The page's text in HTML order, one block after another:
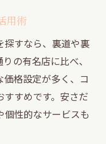
裏道のシーシャ
の新感覚スポッ
の魅力を探る
ャを楽しむコツ
用術
探すなら、裏道や裏
の有名店に比べ、
格設定が多く、コ
すめです。安さだ
個性的なサービスも